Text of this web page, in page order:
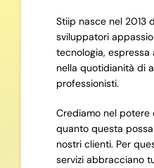
Stiip nasce nel 2013
sviluppatori
tecnologia, espressa
nella quotidianità di
professionisti.
Crediamo nel potere
quanto questa
nostri clienti. Per
servizi abbracciano